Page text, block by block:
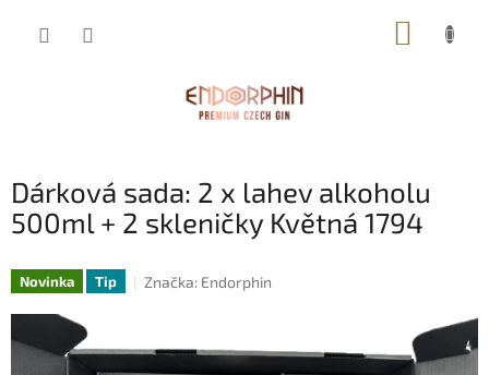
Dárková sada: 2 x lahev alkoholu
500ml + 2 skleničky Květná 1794
Novinka Tip Značka: Endorphin